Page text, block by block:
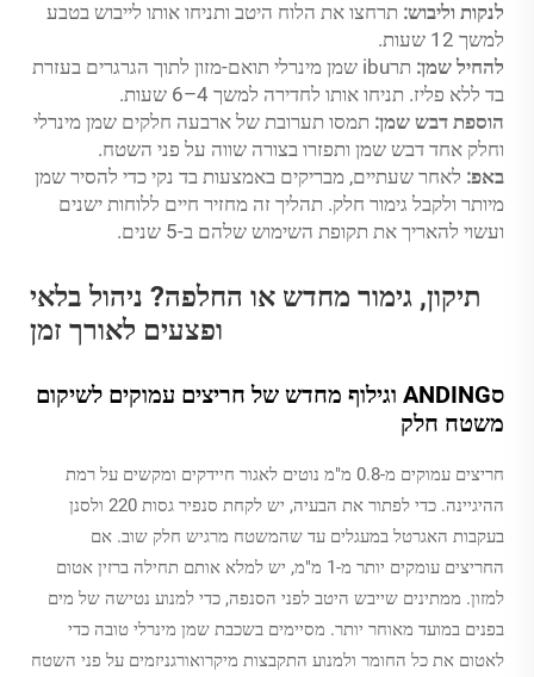
לנקות וליבוש: תרחצו את הלוח היטב ותניחו אותו לייבוש בטבע
למשך 12 שעות.
להחיל שמן:
תרibu שמן מינרלי תואם-מזון לתוך הגרגרים בעזרת
בד ללא פליז. תניחו אותו לחדירה למשך 4–6 שעות.
הוספת דבש שמן: תמסו תערובת של ארבעה חלקים שמן מינרלי
וחלק אחד דבש שמן ותפזרו בצורה שווה על פני השטח.
באפ: לאחר שעתיים, מבריקים באמצעות בד נקי כדי להסיר שמן
מיותר ולקבל גימור חלק. תהליך זה מחזיר חיים ללוחות ישנים
ועשוי להאריך את תקופת השימוש שלהם ב-5 שנים.
תיקון, גימור מחדש או החלפה? ניהול בלאי
ופצעים לאורך זמן
סANDING וגילוף מחדש של חריצים עמוקים לשיקום
משטח חלק
חריצים עמוקים מ-0.8 מ"מ נוטים לאגור חיידקים ומקשים על רמת
ההיגיינה. כדי לפתור את הבעיה, יש לקחת סנפיר גסות 220 ולסנן
בעקבות האגרטל במעגלים עד שהמשטח מרגיש חלק שוב. אם
החריצים עומקים יותר מ-1 מ"מ, יש למלא אותם תחילה ברזין אטום
למזון. ממתינים שייבש היטב לפני הסנפה, כדי למנוע נטישה של מים
בפנים במועד מאוחר יותר. מסיימים בשכבת שמן מינרלי טובה כדי
לאטום את כל החומר ולמנוע התקבצות מיקרואורגניזמים על פני השטח